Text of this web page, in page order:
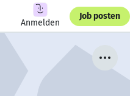
Anmelden
Job posten